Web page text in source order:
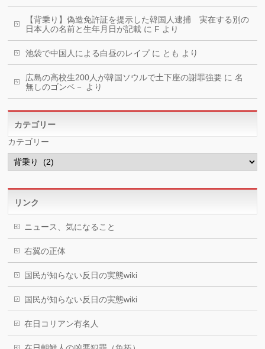
【背乗り】偽造免許証を提示した韓国人逮捕 実在する別の
日本人の名前と生年月日が記載 に F より
池袋で中国人による白昼のレイプに とも より
広島の高校生200人が韓国ソウルで土下座の謝罪強要 に名
無しのゴンベ－
より
カテゴリー
カテゴリー
リンク
ニュース、気になること
右翼の正体
国民が知らない反日の実態wiki
国民が知らない反日の実態wiki
在日コリアン有名人